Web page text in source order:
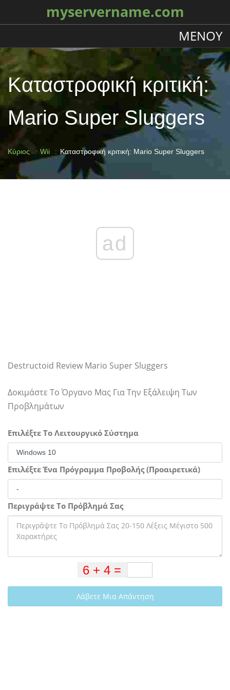
myservername.com
ΜΕΝΟΎ
Καταστροφική κριτική:
Mario Super Sluggers
Κύριος Wii Καταστροφική κριτική: Mario Super Sluggers
ad
Destructoid Review Mario Super Sluggers
Δοκιμάστε Το Όργανο Μας Για Την Εξάλειψη Των
Προβλημάτων
Επιλέξτε Το Λειτουργικό Σύστημα
Επιλέξτε Ένα Πρόγραμμα Προβολής (Προαιρετικά)
Περιγράψτε Το Πρόβλημά Σας
Λάβετε Μια Απάντηση